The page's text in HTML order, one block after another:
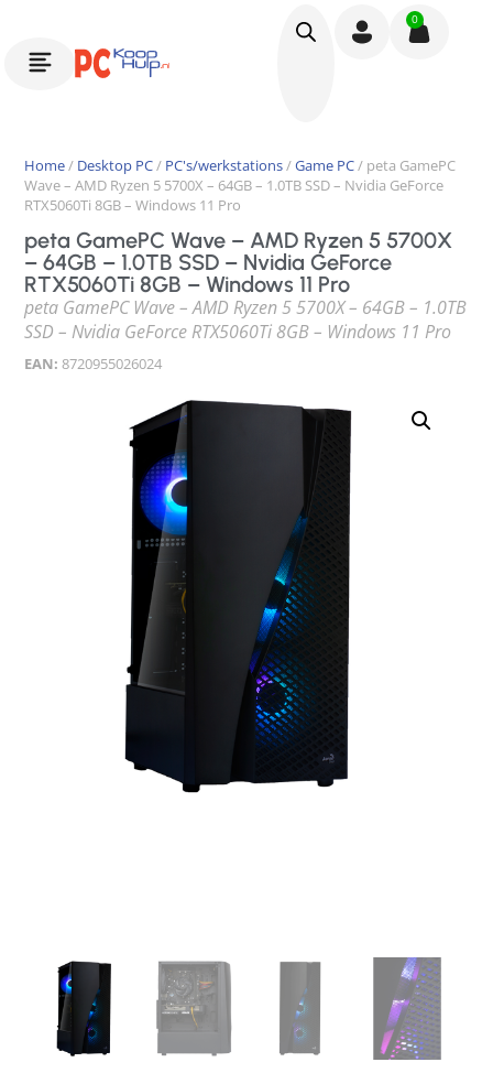
0
Home/ Desktop PC/ PC's/werkstations/Game PC/ peta GamePC
Wave – AMD Ryzen 5 5700X – 64GB – 1.0TB SSD – Nvidia GeForce
RTX5060Ti 8GB – Windows 11 Pro
peta GamePC Wave – AMD Ryzen 5 5700X
– 64GB – 1.0TB SSD – Nvidia GeForce
RTX5060Ti 8GB – Windows 11 Pro
peta GamePC Wave – AMD Ryzen 5 5700X – 64GB – 1.0TB
SSD – Nvidia GeForce RTX5060Ti 8GB – Windows 11 Pro
EAN: 8720955026024